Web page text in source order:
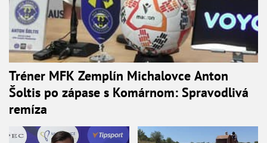
Tréner MFK Zemplín Michalovce Anton
Šoltis po zápase s Komárnom: Spravodlivá
remíza